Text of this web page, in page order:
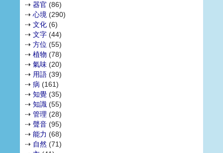
⇢ 器官 (86)
⇢ 心境 (290)
⇢ 文化 (6)
⇢ 文字 (44)
⇢ 方位 (55)
⇢ 植物 (78)
⇢ 氣味 (20)
⇢ 用語 (39)
⇢ 病 (161)
⇢ 知覺 (35)
⇢ 知識 (55)
⇢ 管理 (28)
⇢ 聲音 (95)
⇢ 能力 (68)
⇢ 自然 (71)